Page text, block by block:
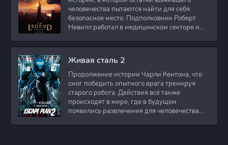
человечества пытаются найти для себя
безопасное место. Подполковник Роберт
Невилл работал в медицинском секторе и
Живая сталь 2
Продолжение истории Чарли Кентона, что
смог победить опытного врага тренируя
старого робота. Действия всё также
происходят в мире, где в будущем
появились развлечения для человечества.